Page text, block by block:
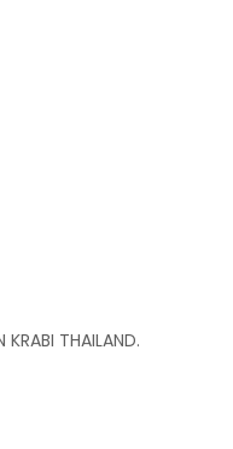
THAILAND.